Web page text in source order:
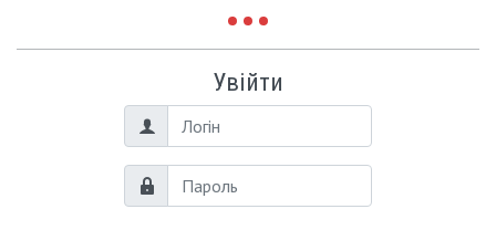
Увійти
Логін
Пароль